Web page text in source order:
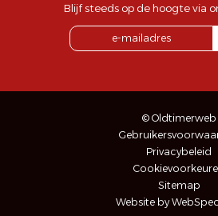
Blijf steeds op de hoogte via
© Oldtimerweb
Privacybeleid
Sitemap
Website by